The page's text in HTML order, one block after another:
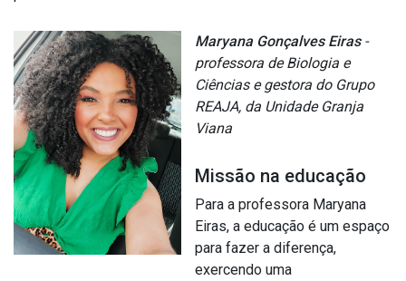
Maryana Gonçalves Eiras -
professora de Biologia e
Ciências e gestora do Grupo
REAJA, da Unidade Granja
Viana
Missão na educação
Para a professora Maryana
Eiras, a educação é um espaço
para fazer a diferença,
exercendo uma